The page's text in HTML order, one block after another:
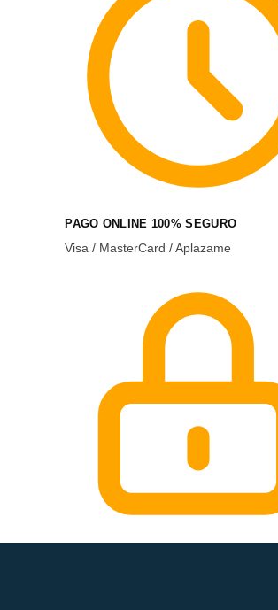
PAGO ONLINE 100% SEGURO
Visa / MasterCard / Aplazame